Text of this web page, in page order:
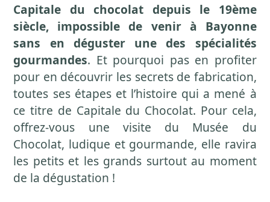
Capitale du chocolat depuis le 19ème
siècle, impossible de venir à Bayonne
sans en déguster une des spécialités
gourmandes. Et pourquoi pas en profiter
pour en découvrir les secrets de fabrication,
toutes ses étapes et l’histoire qui a mené à
ce titre de Capitale du Chocolat. Pour cela,
offrez-vous une visite du Musée du
Chocolat, ludique et gourmande, elle ravira
les petits et les grands surtout au moment
de la dégustation !